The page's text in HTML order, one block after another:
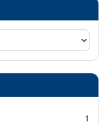
1